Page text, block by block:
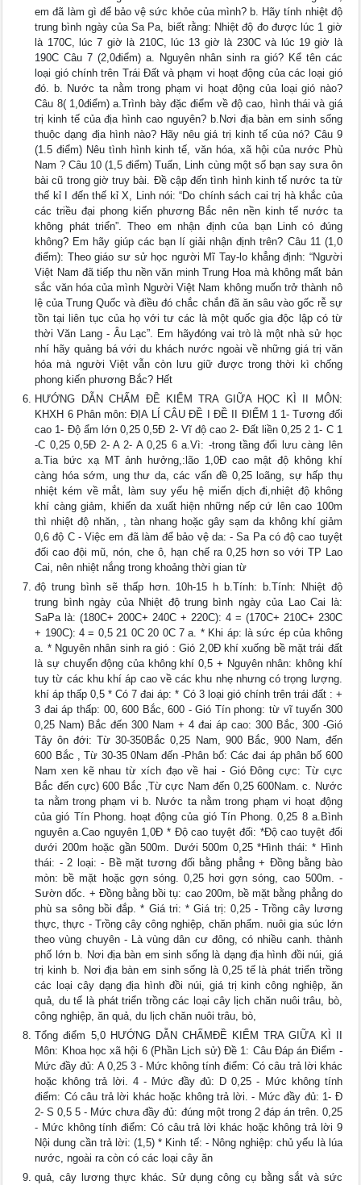
em đã làm gì để bảo vệ sức khỏe của mình? b. Hãy tính nhiệt độ
trung bình ngày của Sa Pa, biết rằng: Nhiệt độ đo được lúc 1 giờ
là 170C, lúc 7 giờ là 210C, lúc 13 giờ là 230C và lúc 19 giờ là
190C Câu 7 (2,0điểm) a. Nguyên nhân sinh ra gió? Kể tên các
loại gió chính trên Trái Đất và phạm vi hoạt động của các loại gió
đó. b. Nước ta nằm trong phạm vi hoạt động của loại gió nào?
Câu 8( 1,0điểm) a.Trình bày đặc điểm về độ cao, hình thái và giá
trị kinh tế của địa hình cao nguyên? b.Nơi địa bàn em sinh sống
thuộc dạng địa hình nào? Hãy nêu giá trị kinh tế của nó? Câu 9
(1.5 điểm) Nêu tình hình kinh tế, văn hóa, xã hội của nước Phù
Nam ? Câu 10 (1,5 điểm) Tuấn, Linh cùng một số bạn say sưa ôn
bài cũ trong giờ truy bài. Đề cập đến tình hình kinh tế nước ta từ
thế kỉ I đến thế kỉ X, Linh nói: “Do chính sách cai trị hà khắc của
các triều đại phong kiến phương Bắc nên nền kinh tế nước ta
không phát triển”. Theo em nhận định của bạn Linh có đúng
không? Em hãy giúp các bạn lí giải nhận định trên? Câu 11 (1,0
điểm): Theo giáo sư sử học người Mĩ Tay-lo khẳng định: “Người
Việt Nam đã tiếp thu nền văn minh Trung Hoa mà không mất bản
sắc văn hóa của mình Người Việt Nam không muốn trở thành nô
lệ của Trung Quốc và điều đó chắc chắn đã ăn sâu vào gốc rễ sự
tồn tại liên tục của họ với tư các là một quốc gia độc lập có từ
thời Văn Lang - Âu Lạc”. Em hãyđóng vai trò là một nhà sử học
nhí hãy quảng bá với du khách nước ngoài về những giá trị văn
hóa mà người Việt vẫn còn lưu giữ được trong thời kì chống
phong kiến phương Bắc? Hết
HƯỚNG DẪN CHẤM ĐỀ KIỂM TRA GIỮA HỌC KÌ II MÔN:
KHXH 6 Phân môn: ĐỊA LÍ CÂU ĐỀ I ĐỀ II ĐIỂM 1 1- Tương đối
cao 1- Độ ẩm lớn 0,25 0,5Đ 2- Vĩ độ cao 2- Đất liền 0,25 2 1- C 1
-C 0,25 0,5Đ 2- A 2- A 0,25 6 a.Vì: -trong tầng đối lưu càng lên
a.Tia bức xạ MT ảnh hưởng,:lão 1,0Đ cao mật độ không khí
càng hóa sớm, ung thư da, các vấn đề 0,25 loãng, sự hấp thụ
nhiệt kém về mắt, làm suy yếu hệ miến dịch đi,nhiệt độ không
khí càng giảm, khiến da xuất hiện những nếp cứ lên cao 100m
thì nhiệt độ nhăn, , tàn nhang hoặc gây sạm da không khí giảm
0,6 độ C - Việc em đã làm để bảo vệ da: - Sa Pa có độ cao tuyệt
đối cao đội mũ, nón, che ô, hạn chế ra 0,25 hơn so với TP Lao
Cai, nên nhiệt nắng trong khoảng thời gian từ
độ trung bình sẽ thấp hơn. 10h-15 h b.Tính: b.Tính: Nhiệt độ
trung bình ngày của Nhiệt độ trung bình ngày của Lao Cai là:
SaPa là: (180C+ 200C+ 240C + 220C): 4 = (170C+ 210C+ 230C
+ 190C): 4 = 0,5 21 0C 20 0C 7 a. * Khi áp: là sức ép của không
a. * Nguyên nhân sinh ra gió : Gió 2,0Đ khí xuống bề mặt trái đất
là sự chuyển động của không khí 0,5 + Nguyên nhân: không khí
tuy từ các khu khí áp cao về các khu nhẹ nhưng có trọng lượng.
khí áp thấp 0,5 * Có 7 đai áp: * Có 3 loại gió chính trên trái đất : +
3 đai áp thấp: 00, 600 Bắc, 600 - Gió Tín phong: từ vĩ tuyến 300
0,25 Nam) Bắc đến 300 Nam + 4 đai áp cao: 300 Bắc, 300 -Gió
Tây ôn đới: Từ 30-350Bắc 0,25 Nam, 900 Bắc, 900 Nam, đến
600 Bắc , Từ 30-35 0Nam đến -Phân bố: Các đai áp phân bố 600
Nam xen kẽ nhau từ xích đạo về hai - Gió Đông cực: Từ cực
Bắc đến cực) 600 Bắc ,Từ cực Nam đến 0,25 600Nam. c. Nước
ta nằm trong phạm vi b. Nước ta nằm trong phạm vi hoạt động
của gió Tín Phong. hoạt động của gió Tín Phong. 0,25 8 a.Bình
nguyên a.Cao nguyên 1,0Đ * Độ cao tuyệt đối: *Độ cao tuyệt đối
dưới 200m hoặc gần 500m. Dưới 500m 0,25 *Hình thái: * Hình
thái: - 2 loại: - Bề mặt tương đối bằng phẳng + Đồng bằng bào
mòn: bề mặt hoặc gợn sóng. 0,25 hơi gợn sóng, cao 500m. -
Sườn dốc. + Đồng bằng bồi tụ: cao 200m, bề mặt bằng phẳng do
phù sa sông bồi đắp. * Giá tri: * Giá trị: 0,25 - Trồng cây lương
thực, thực - Trồng cây công nghiệp, chăn phẩm. nuôi gia súc lớn
theo vùng chuyên - Là vùng dân cư đông, có nhiều canh. thành
phố lớn b. Nơi địa bàn em sinh sống là dạng địa hình đồi núi, giá
trị kinh b. Nơi địa bàn em sinh sống là 0,25 tế là phát triển trồng
các loại cây dạng địa hình đồi núi, giá trị kinh công nghiệp, ăn
quả, du tế là phát triển trồng các loại cây lịch chăn nuôi trâu, bò,
công nghiệp, ăn quả, du lịch chăn nuôi trâu, bò,
Tổng điểm 5,0 HƯỚNG DẪN CHẤMĐỀ KIỂM TRA GIỮA KÌ II
Môn: Khoa học xã hội 6 (Phần Lịch sử) Đề 1: Câu Đáp án Điểm -
Mức đầy đủ: A 0,25 3 - Mức không tính điểm: Có câu trả lời khác
hoặc không trả lời. 4 - Mức đầy đủ: D 0,25 - Mức không tính
điểm: Có câu trả lời khác hoặc không trả lời. - Mức đầy đủ: 1- Đ
2- S 0,5 5 - Mức chưa đầy đủ: đúng một trong 2 đáp án trên. 0,25
- Mức không tính điểm: Có câu trả lời khác hoặc không trả lời 9
Nội dung cần trả lời: (1,5) * Kinh tế: - Nông nghiệp: chủ yếu là lúa
nước, ngoài ra còn có các loại cây ăn
quả, cây lương thực khác. Sử dụng công cụ bằng sắt và sức